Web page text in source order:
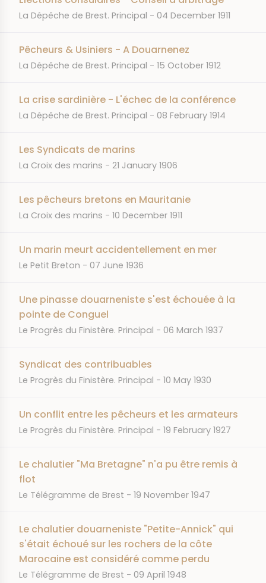
JOURNAL
La Dépêche de Brest. Principal DATE
04 December 1911
Pêcheurs & Usiniers - A Douarnenez
JOURNAL
La Dépêche de Brest. Principal DATE
15 October 1912
La crise sardinière - L'échec de la conférence
JOURNAL
La Dépêche de Brest. Principal DATE
08 February 1914
Les Syndicats de marins
JOURNAL
La Croix des marins DATE
21 January 1906
Les pêcheurs bretons en Mauritanie
JOURNAL
La Croix des marins DATE
10 December 1911
Un marin meurt accidentellement en mer
JOURNAL
Le Petit Breton DATE
07 June 1936
Une pinasse douarneniste s'est échouée à la
pointe de Conguel
JOURNAL
Le Progrès du Finistère. Principal DATE
06 March 1937
Syndicat des contribuables
JOURNAL
Le Progrès du Finistère. Principal DATE
10 May 1930
Un conflit entre les pêcheurs et les armateurs
JOURNAL
Le Progrès du Finistère. Principal DATE
19 February 1927
Le chalutier "Ma Bretagne" n'a pu être remis à
flot
JOURNAL
Le Télégramme de Brest DATE
19 November 1947
Le chalutier douarneniste "Petite-Annick" qui
s'était échoué sur les rochers de la côte
Marocaine est considéré comme perdu
JOURNAL
Le Télégramme de Brest DATE
09 April 1948